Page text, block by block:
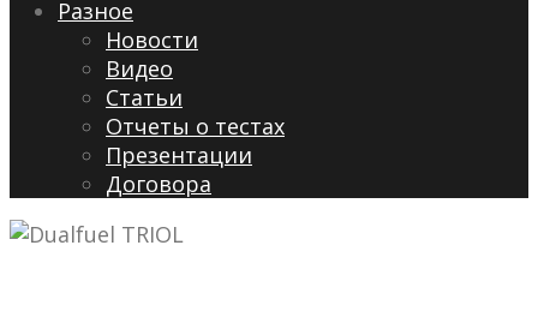
Разное
Новости
Видео
Cтатьи
Отчеты о тестах
Презентации
Договора